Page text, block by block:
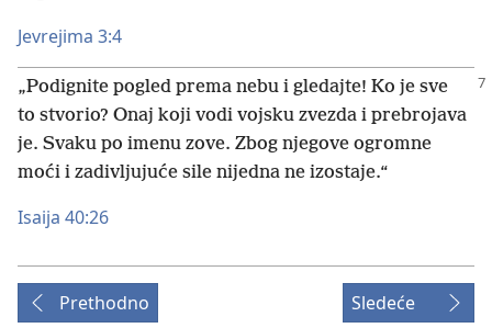
Jevrejima 3:4
„Podignite pogled prema nebu i gledajte! Ko je sve
to stvorio? Onaj koji vodi vojsku zvezda i prebrojava
je. Svaku po imenu zove. Zbog njegove ogromne
moći i zadivljujuće sile nijedna ne izostaje.“
Isaija 40:26
Prethodno Sledeće